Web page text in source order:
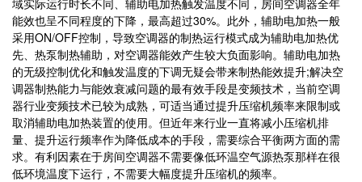
域实际运行时长不同、辅助电加热触发温度不同，房间空调器全年
能效也呈不同程度的下降，最高超过30%。此外，辅助电加热一般
采用ON/OFF控制，导致空调器的制热运行模式成为辅助电加热优
先、热泵制热辅助，对空调器能效产生较大负面影响。辅助电加热
的无级控制优化和触发温度的下调无疑会带来制热能效提升;解决空
调器制热能力与能效衰减问题的最有效手段是变频技术，当前空调
器行业变频技术已较为成熟，可适当通过提升压缩机频率来限制或
取消辅助电加热装置的使用。但近年来行业一直将减小压缩机排
量、提升运行频率作为降低成本的手段，需要综合平衡两方面的需
求。有利因素在于房间空调器不需要像低环温空气源热泵那样在很
低环境温度下运行，不需要大幅度提升压缩机的频率。